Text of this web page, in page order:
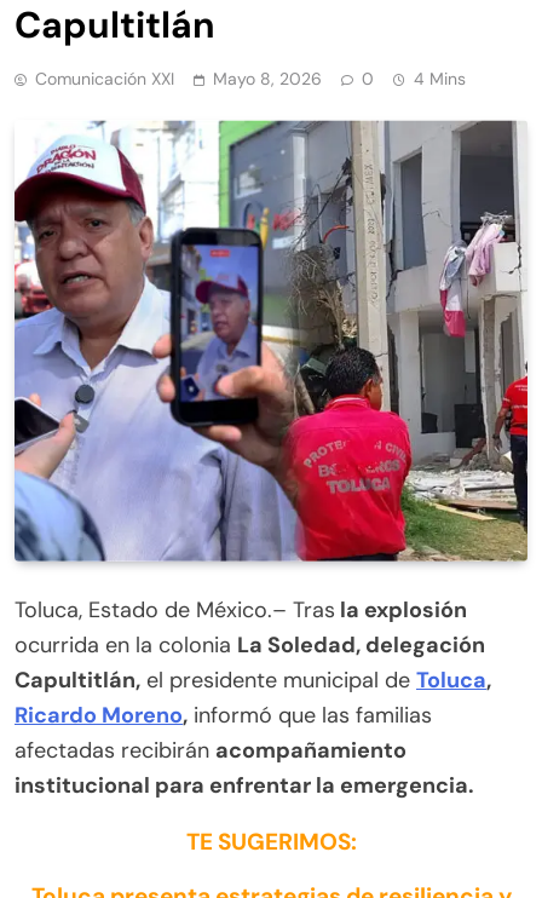
Capultitlán
Comunicación XXI Mayo 8, 2026 0 4 Mins
Toluca, Estado de México.– Tras la explosión
ocurrida en la colonia La Soledad, delegación
Capultitlán, el presidente municipal de Toluca,
Ricardo Moreno, informó que las familias
afectadas recibirán acompañamiento
institucional para enfrentar la emergencia.
TE SUGERIMOS: